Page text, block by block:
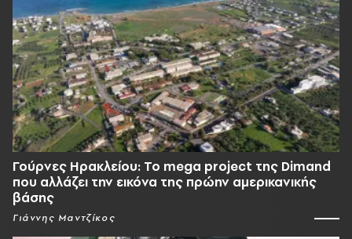
Γούρνες Ηρακλείου: To mega project της Dimand
που αλλάζει την εικόνα της πρώην αμερικανικής
βάσης
Γιάννης Μαντζίκος